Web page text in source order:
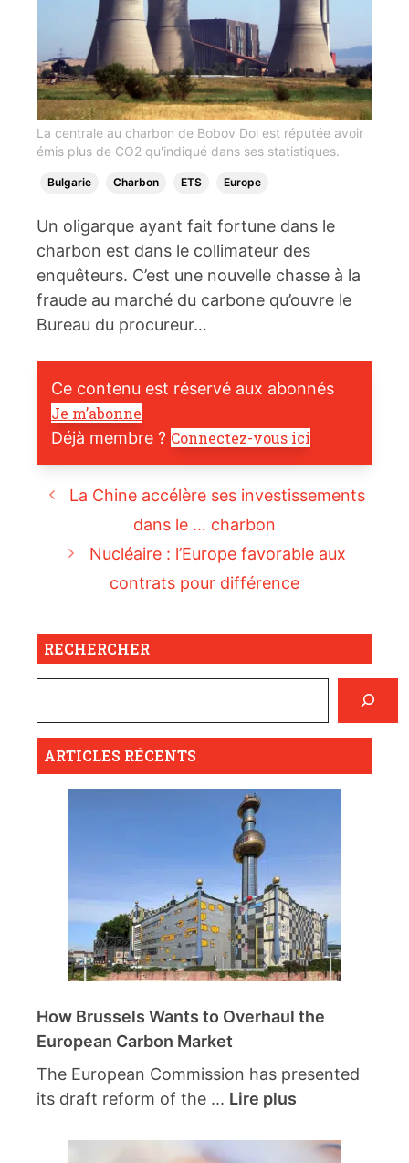
La centrale au charbon de Bobov Dol est réputée avoir
émis plus de CO2 qu'indiqué dans ses statistiques.
Bulgarie Charbon ETS Europe
Un oligarque ayant fait fortune dans le
charbon est dans le collimateur des
enquêteurs. C’est une nouvelle chasse à la
fraude au marché du carbone qu’ouvre le
Bureau du procureur…
Ce contenu est réservé aux abonnés
Je m’abonne
Déjà membre ? Connectez-vous ici
La Chine accélère ses investissements
dans le … charbon
Nucléaire : l’Europe favorable aux
contrats pour différence
RECHERCHER
ARTICLES RÉCENTS
How Brussels Wants to Overhaul the
European Carbon Market
The European Commission has presented
its draft reform of the ... Lire plus